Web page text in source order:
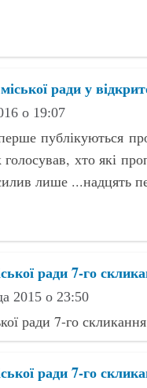
ради у
о 19:07
публікуються
голосував, хто які
лише ...надцять
ради 7-го
2015 о 23:50
ради 7-го скликання
ради 7-го